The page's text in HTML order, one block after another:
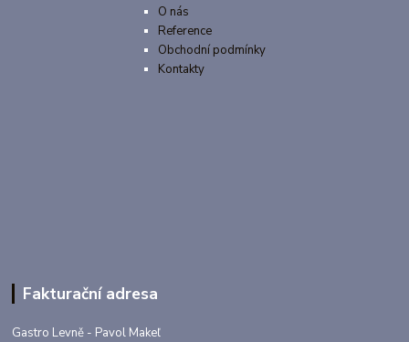
O nás
Reference
Obchodní podmínky
Kontakty
Fakturační adresa
Gastro Levně - Pavol Makeľ